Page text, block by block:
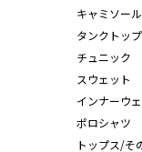
キャミソー
タンクトップ
チュニック
スウェット
インナーウ
ポロシャツ
トップス/そ